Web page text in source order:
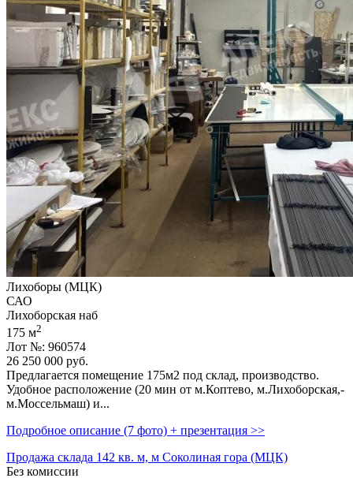
Лихоборы (МЦК)
САО
Лихоборская наб
175 м2
Лот №: 960574
26 250 000 руб.
Предлагается помещение 175м2 под склад,­ пpoизвoдcтвo.
Удобное расположение (20 мин от м.Коптево,­ м.Лихоборская,­
м.Моссельмаш) и...
Подробное описание (7 фото) + презентация >>
Продажа склада 142 кв. м, м Соколиная гора (МЦК)
Без комиссии